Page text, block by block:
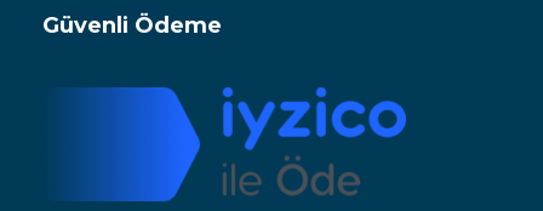
Güvenli Ödeme